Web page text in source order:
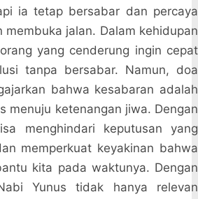
ia tetap bersabar dan percaya
membuka jalan. Dalam kehidupan
yang cenderung ingin cepat
tanpa bersabar. Namun, doa
bahwa kesabaran adalah
menuju ketenangan jiwa. Dengan
menghindari keputusan yang
memperkuat keyakinan bahwa
kita pada waktunya. Dengan
Yunus tidak hanya relevan